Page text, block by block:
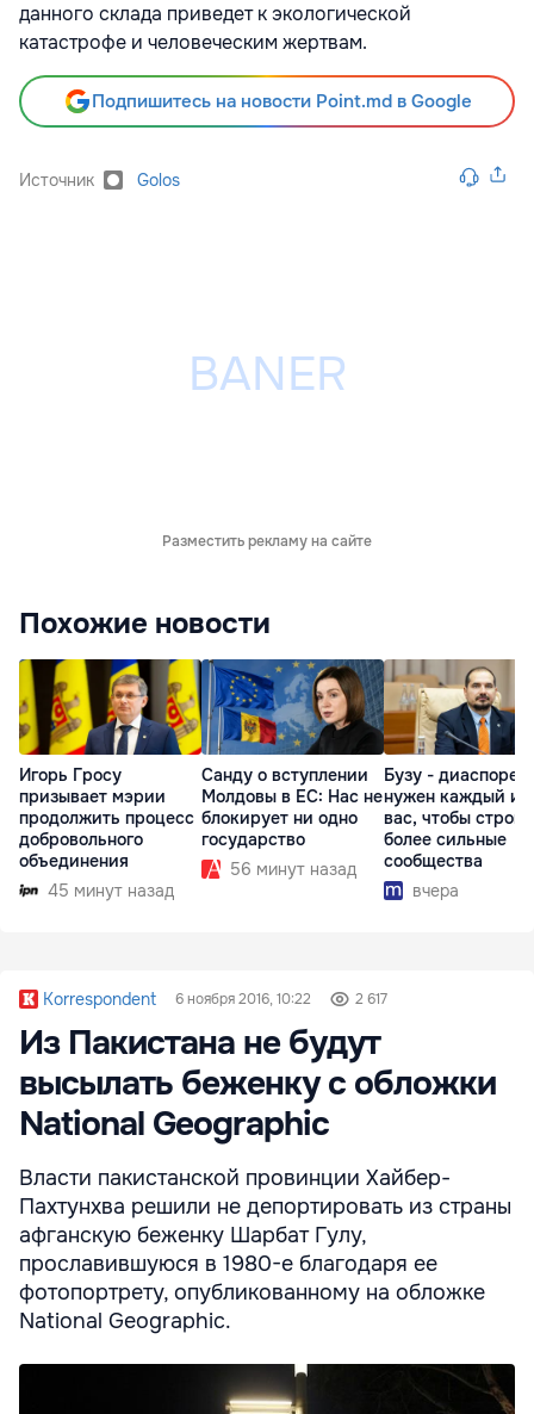
данного склада приведет к экологической
катастрофе и человеческим жертвам.
Подпишитесь на новости Point.md в Google
Источник Golos
Разместить рекламу на сайте
Похожие новости
Игорь Гросу
призывает мэрии
продолжить процесс
добровольного
объединения
45 минут назад
Санду о вступлении
Молдовы в ЕС: Нас не
блокирует ни одно
государство
56 минут назад
Бузу - диаспоре:
нужен каждый из
вас, чтобы
более сильные
сообщества
вчера
Korrespondent 6 ноября 2016, 10:22 2 617
Из Пакистана не будут
высылать беженку с обложки
National Geographic
Власти пакистанской провинции Хайбер-
Пахтунхва решили не депортировать из страны
афганскую беженку Шарбат Гулу,
прославившуюся в 1980-е благодаря ее
фотопортрету, опубликованному на обложке
National Geographic.